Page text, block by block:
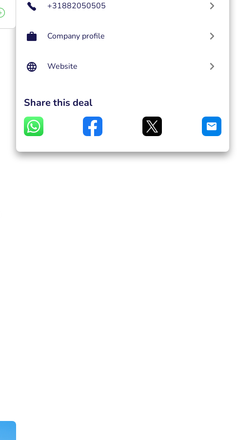
+31882050505
Company profile
Website
Share this deal